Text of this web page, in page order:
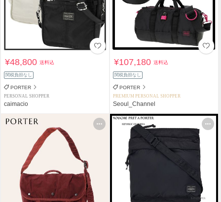
¥48,800送料込
関税負担なし
PORTER
PERSONAL SHOPPER
caimacio
¥107,180送料込
関税負担なし
PORTER
PREMIUM PERSONAL SHOPPER
Seoul_Channel